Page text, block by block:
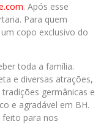
. Após esse
Para quem
copo exclusivo do
toda a família.
e diversas atrações,
germânicas e
e agradável em BH.
feito para nos